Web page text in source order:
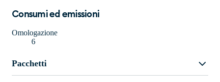
Consumi ed emissioni
Omologazione
6
Pacchetti